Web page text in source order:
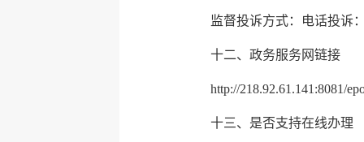
监督投诉方式：电话投诉
十二、政务服务网链接
http://218.92.61.141:8081/
十三、是否支持在线办理